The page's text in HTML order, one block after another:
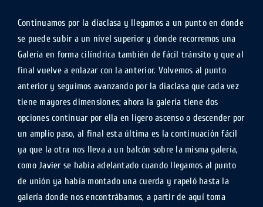
Continuamos por la diaclasa y llegamos a un punto en donde
se puede subir a un nivel superior y donde recorremos una
Galería en forma cilíndrica también de fácil tránsito y que al
final vuelve a enlazar con la anterior. Volvemos al punto
anterior y seguimos avanzando por la diaclasa que cada vez
tiene mayores dimensiones; ahora la galería tiene dos
opciones continuar por ella en ligero ascenso o descender por
un amplio paso, al final esta última es la continuación fácil
ya que la otra nos lleva a un balcón sobre la misma galería,
como Javier se había adelantado cuando llegamos al punto
de unión ya había montado una cuerda y rapeló hasta la
galería donde nos encontrábamos, a partir de aquí toma